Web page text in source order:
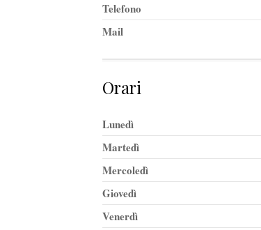
Telefono
Mail
Orari
Lunedì
Martedì
Mercoledì
Giovedì
Venerdì